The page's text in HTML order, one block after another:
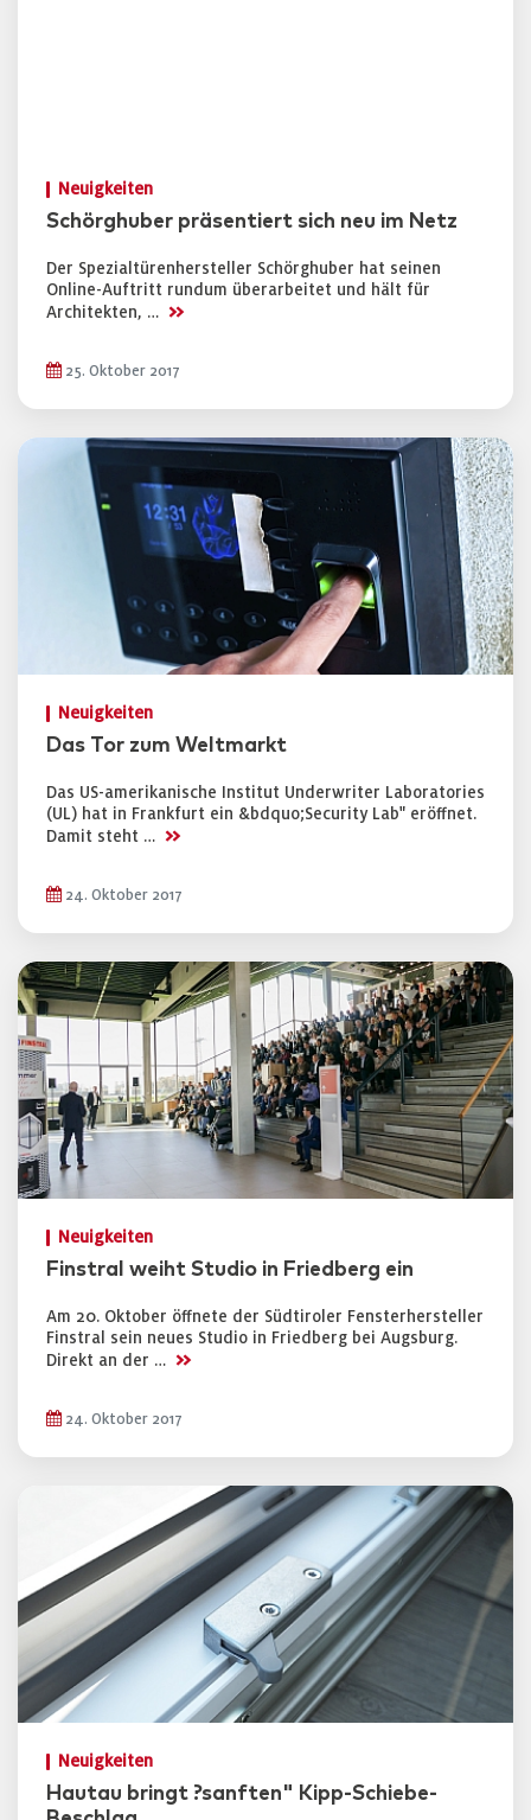
Neuigkeiten
Schörghuber präsentiert sich neu im Netz
Der Spezialtürenhersteller Schörghuber hat seinen
Online-Auftritt rundum überarbeitet und hält für
Architekten, … >>
25. Oktober 2017
Neuigkeiten
Das Tor zum Weltmarkt
Das US-amerikanische Institut Underwriter Laboratories
(UL) hat in Frankfurt ein &bdquo;Security Lab" eröffnet.
Damit steht … >>
24. Oktober 2017
Neuigkeiten
Finstral weiht Studio in Friedberg ein
Am 20. Oktober öffnete der Südtiroler Fensterhersteller
Finstral sein neues Studio in Friedberg bei Augsburg.
Direkt an der … >>
24. Oktober 2017
Neuigkeiten
Hautau bringt ?sanften" Kipp-Schiebe-